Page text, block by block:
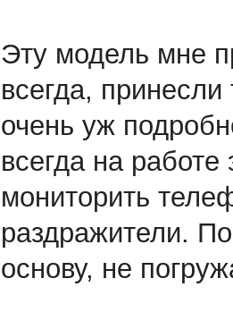
Эту модель мне
всегда,
очень уж
всегда на
мониторить
раздражители.
основу, не